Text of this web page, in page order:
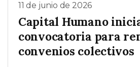
11 de junio de 2026
Capital Humano
convocatoria para
convenios colectivos